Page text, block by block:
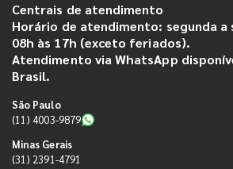
Centrais de atendimento
Horário de atendimento: segunda
08h às 17h (exceto feriados).
Atendimento via WhatsApp
Brasil.
São Paulo
(11) 4003-9879
Minas Gerais
(31) 2391-4791